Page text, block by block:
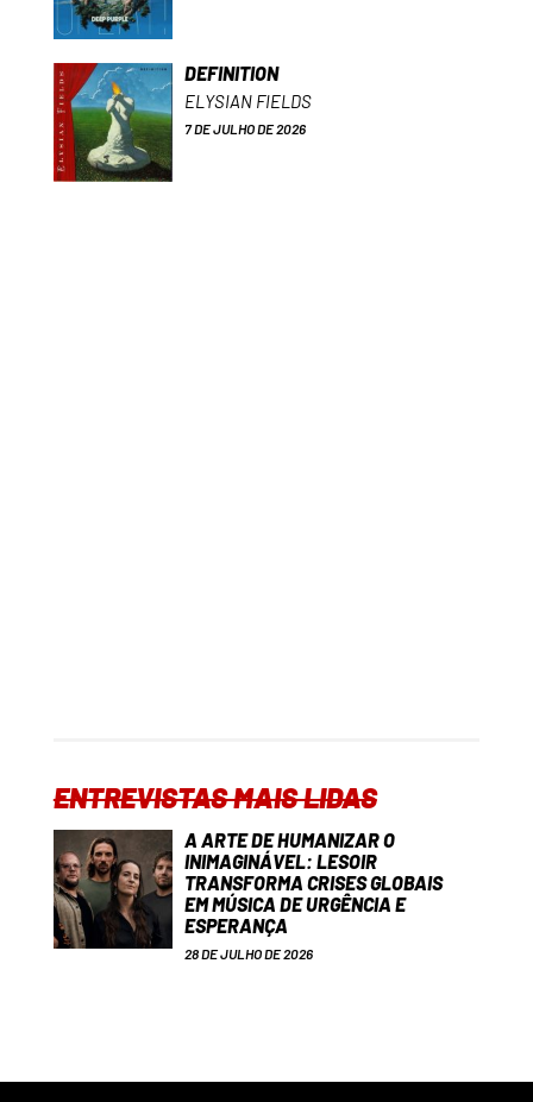
DEFINITION
ELYSIAN FIELDS
7 DE JULHO DE 2026
ENTREVISTAS MAIS LIDAS
A ARTE DE HUMANIZAR O
INIMAGINÁVEL: LESOIR
TRANSFORMA CRISES GLOBAIS
EM MÚSICA DE URGÊNCIA E
ESPERANÇA
28 DE JULHO DE 2026